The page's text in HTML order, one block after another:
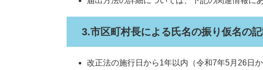
3.市区町村長による氏名の振り仮名の
改正法の施行日から1年以内（令和7年5月26日